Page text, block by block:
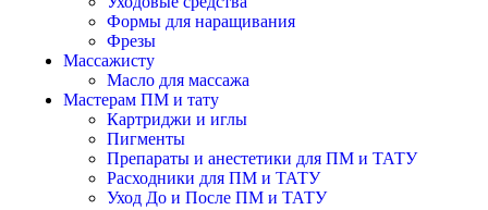
Формы для наращивания
Фрезы
Массажисту
Масло для массажа
Мастерам ПМ и тату
Картриджи и иглы
Пигменты
Препараты и анестетики для ПМ и ТАТУ
Расходники для ПМ и ТАТУ
Уход До и После ПМ и ТАТУ